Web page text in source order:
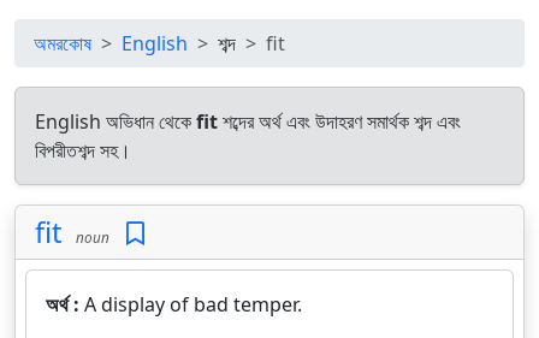
অমরকোষ English শব্দ fit
English অভিধান থেকেfitশব্দের অর্থ এবং উদাহরণ সমার্থক শব্দ এবং
বিপরীতশব্দ সহ।
fit noun
অর্থ : A display of bad temper.